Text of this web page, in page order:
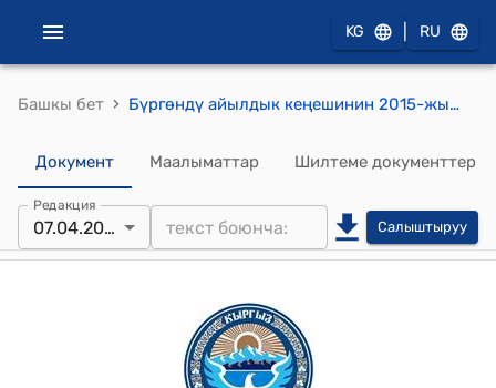
KG RU
Башкы бет › Бүргөндү айылдык кеңешинин 2015-жылдын 7-апрелиндеги № 47 "Бүргөндү айыл Өкмөтүндөгү Кызыл-Кыя айылынын тургуну Р.Сейталиев жөнүндө" токтому
Документ Маалыматтар Шилтеме документтер
Редакция
07.04.2015 Салыштыруу